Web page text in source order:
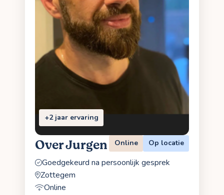
+2 jaar ervaring
Over Jurgen Online Op locatie
Goedgekeurd na persoonlijk gesprek
Zottegem
Online